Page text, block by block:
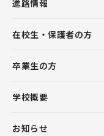
進路情報
在校生・保護者の方
卒業生の方
学校概要
お知らせ